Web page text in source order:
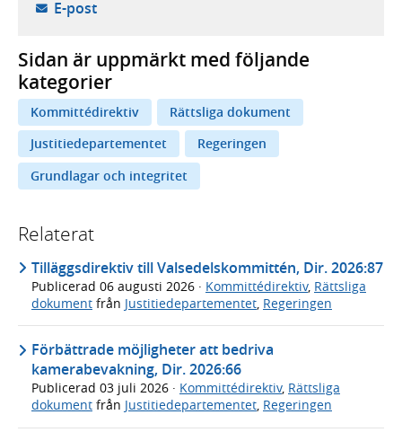
E-post- öppnar din e-postklient,
Sidan är uppmärkt med följande
kategorier
Kommittédirektiv
Rättsliga dokument
Justitiedepartementet
Regeringen
Grundlagar och integritet
Relaterat
Tilläggsdirektiv till Valsedelskommittén, Dir. 2026:87
Publicerad 06 augusti 2026 · Kommittédirektiv, Rättsliga
dokument från Justitiedepartementet Regeringen
Förbättrade möjligheter att bedriva
kamerabevakning, Dir. 2026:66
Publicerad 03 juli 2026 · Kommittédirektiv, Rättsliga
dokument från Justitiedepartementet, Regeringen